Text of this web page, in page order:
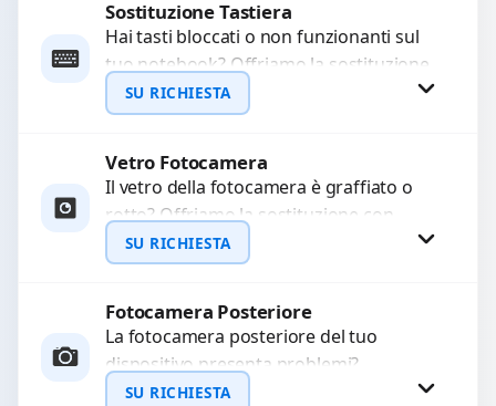
Richiedi Preventivo
WhatsApp
Sostituzione Tastiera
Hai tasti bloccati o non funzionanti sul
tuo notebook? Offriamo la sostituzione
completa della tastiera con ricambi di
alta qualità...
SU RICHIESTA
Richiedi Preventivo
WhatsApp
Vetro Fotocamera
Il vetro della fotocamera è graffiato o
rotto? Offriamo la sostituzione con
ricambi di alta qualità garantiti per 3
mesi....
SU RICHIESTA
Richiedi Preventivo
WhatsApp
Fotocamera Posteriore
La fotocamera posteriore del tuo
dispositivo presenta problemi?
Interveniamo per risolvere guasti come
SU RICHIESTA